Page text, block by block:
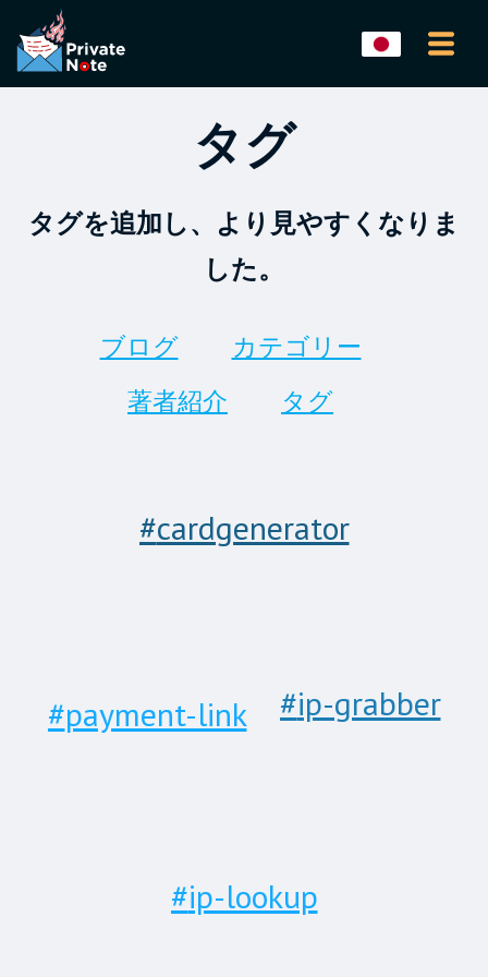
タグ
タグを追加し、より見やすくなりま
した。
ブログ
カテゴリー
著者紹介
タグ
cardgenerator
payment-link ip-grabber
ip-lookup